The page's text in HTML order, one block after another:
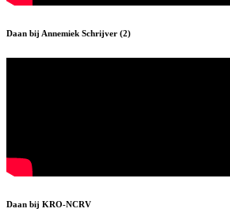
Daan bij Annemiek Schrijver (2)
Daan bij KRO-NCRV